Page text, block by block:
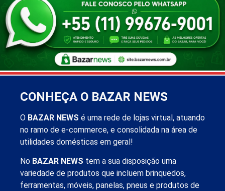
CONHEÇA O BAZAR NEWS
O BAZAR NEWS é uma rede de lojas virtual, atuando
no ramo de e-commerce, e consolidada na área de
utilidades domésticas em geral!
No BAZAR NEWS tem a sua disposição uma
variedade de produtos que incluem brinquedos,
ferramentas, móveis, panelas, pneus e produtos de